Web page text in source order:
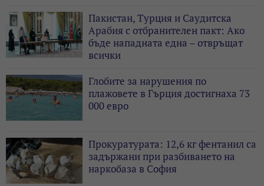
Пакистан, Турция и Саудитска
Арабия с отбранителен пакт: Ако
бъде нападната една – отвръщат
всички
Глобите за нарушения по
плажовете в Гърция достигнаха 73
000 евро
Прокуратурата: 12,6 кг фентанил са
задържани при разбиването на
наркобаза в София